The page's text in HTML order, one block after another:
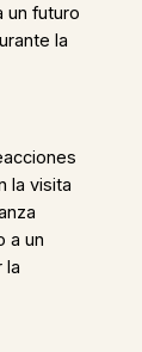
un futuro
la
la visita
a un
la